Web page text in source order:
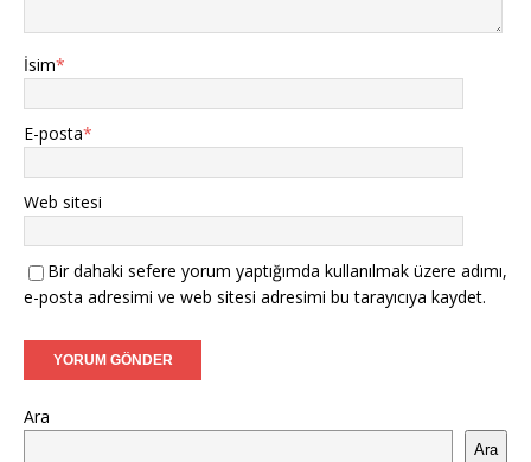
İsim*
E-posta*
Web sitesi
Bir dahaki sefere yorum yaptığımda kullanılmak üzere adımı,
e-posta adresimi ve web sitesi adresimi bu tarayıcıya kaydet.
Ara
Ara